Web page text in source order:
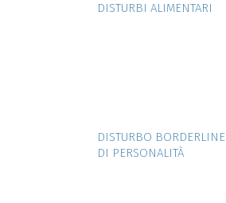
DISTURBI ALIMENTARI
DISTURBO BORDERLINE
DI PERSONALITÀ